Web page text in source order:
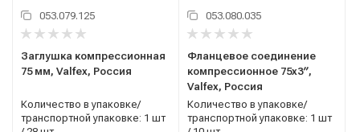
053.079.125
Заглушка компрессионная
75 мм, Valfex, Россия
Количество в упаковке/
транспортной упаковке: 1 шт
053.080.035
Фланцевое соединение
компрессионное 75x3′′,
Valfex, Россия
Количество в упаковке/
транспортной упаковке: 1 шт